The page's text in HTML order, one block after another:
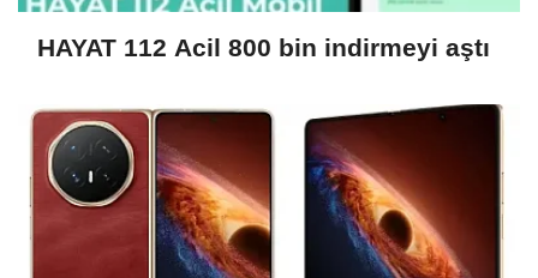
HAYAT 112 Acil 800 bin indirmeyi aştı